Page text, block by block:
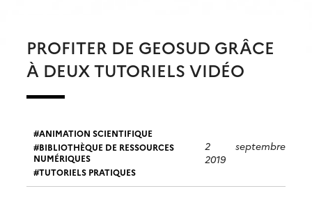
PROFITER DE GEOSUD GRÂCE
À DEUX TUTORIELS VIDÉO
ANIMATION SCIENTIFIQUE
BIBLIOTHÈQUE DE RESSOURCES
NUMÉRIQUES
TUTORIELS PRATIQUES
2 septembre
2019